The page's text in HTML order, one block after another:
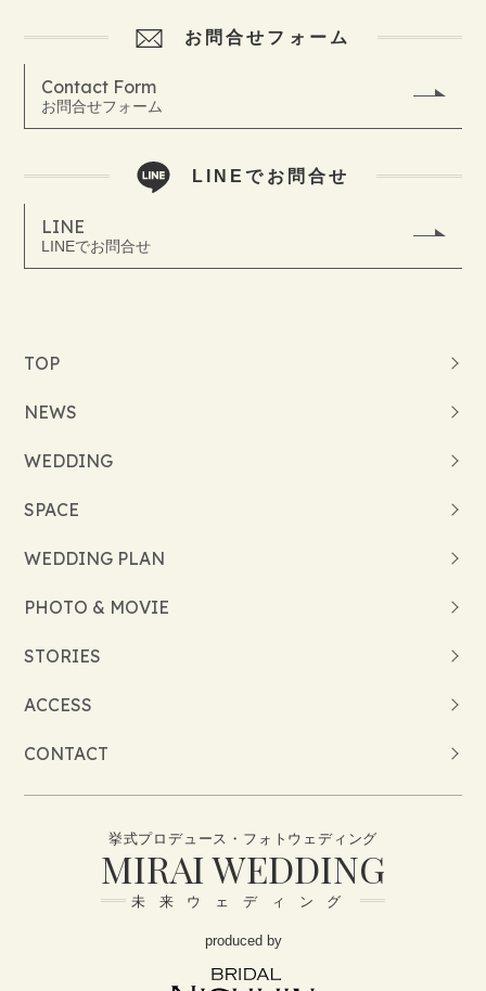
お問合せフォーム
Contact Form
お問合せフォーム
LINEでお問合せ
LINE
LINEでお問合せ
TOP
NEWS
WEDDING
SPACE
WEDDING PLAN
PHOTO & MOVIE
STORIES
ACCESS
CONTACT
挙式プロデュース・フォトウェディング
MIRAI WEDDING
未来ウェディング
produced by